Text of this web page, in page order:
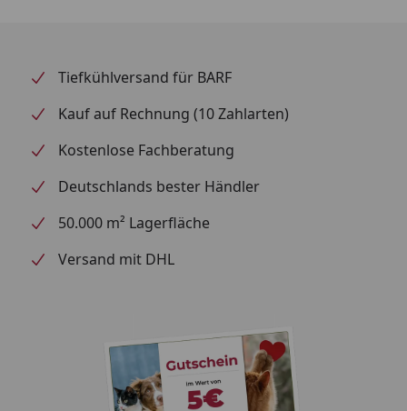
Wasserflusses, was zu einem leiseren Betrieb führt.
neues und verbessertes Hochpräzisionsventil am
Fallrohr, das eine einfache Regulierung des
Betrieb ermöglicht.
Hinweis: Auslieferung der Produkte erfolgt ohne
Tiefkühlversand für BARF
Kauf auf Rechnung (10 Zahlarten)
Kostenlose Fachberatung
Deutschlands bester Händler
50.000 m² Lagerfläche
Versand mit DHL